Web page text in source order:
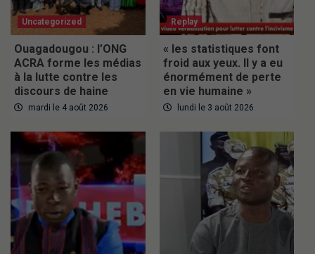
Uncategorized
Ouagadougou : l’ONG
ACRA forme les médias
à la lutte contre les
discours de haine
mardi le 4 août 2026
Replay
« les statistiques font
froid aux yeux. Il y a eu
énormément de perte
en vie humaine »
lundi le 3 août 2026